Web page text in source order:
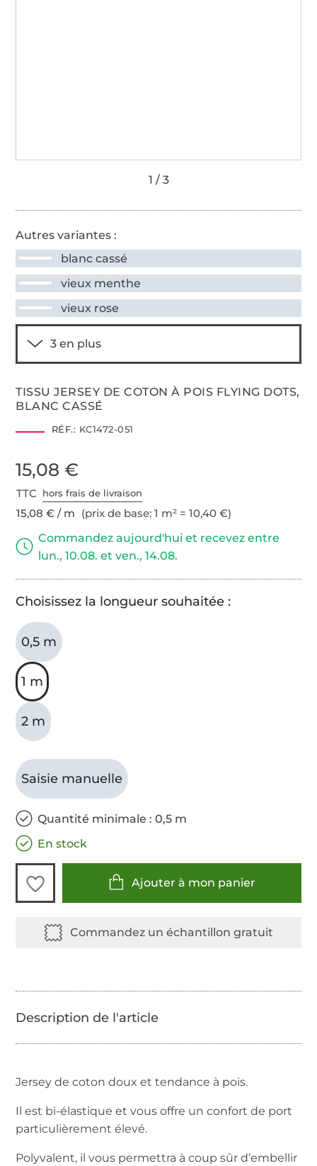
Autres variantes :
blanc cassé
vieux menthe
vieux rose
TISSU JERSEY DE COTON À POIS FLYING DOTS,
BLANC CASSÉ
RÉF.: KC1472-051
15,08 €
TTC hors frais de livraison
15,08 € / m (prix de base: 1 m² = 10,40 €)
Commandez aujourd'hui et recevez entre
lun., 10.08. et ven., 14.08.
Choisissez la longueur souhaitée :
0,5 m
1 m
2 m
Saisie manuelle
Quantité minimale : 0,5 m
En stock
Ajouter à mon panier
Jersey de coton doux et tendance à pois.
Il est bi-élastique et vous offre un confort de port
particulièrement élevé.
Polyvalent, il vous permettra à coup sûr d’embellir